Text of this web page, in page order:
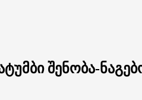
შენობა-